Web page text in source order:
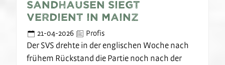
Sandhausen siegt
verdient in Mainz
21-04-2026 Profis
Der SVS drehte in der englischen Woche nach
frühem Rückstand die Partie noch nach der